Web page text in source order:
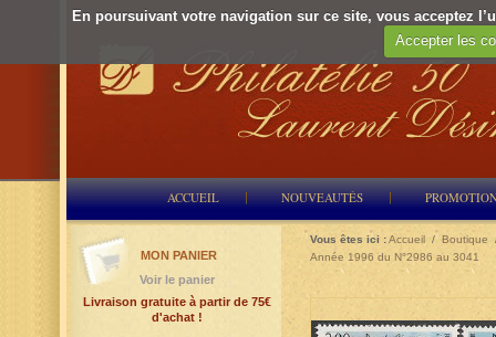
En poursuivant votre navigation sur ce site, vous acceptez
Accepter les
ACCUEIL NOUVEAUTÉS
Vous êtes ici :Accueil / Boutique
Année 1996 du N°2986 au 3041
MON PANIER
Voir le panier
Livraison gratuite à partir de 75€
d'achat !